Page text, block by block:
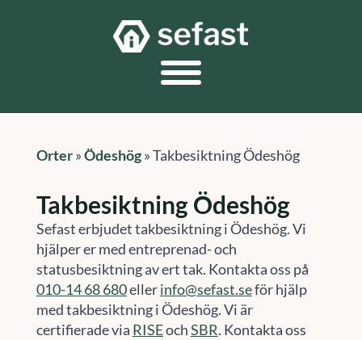
Orter»Ödeshög»Takbesiktning Ödeshög
Takbesiktning Ödeshög
Sefast erbjudet takbesiktning i Ödeshög. Vi
hjälper er med entreprenad- och
statusbesiktning av ert tak. Kontakta oss på
010-14 68 680ellerinfo@sefast.seför hjälp
med takbesiktning i Ödeshög. Vi är
certifierade via RISEochSBR. Kontakta oss